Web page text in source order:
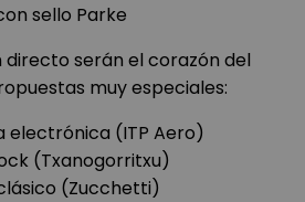
sello Parke
directo serán el corazón del
muy especiales:
electrónica (ITP Aero)
(Txanogorritxu)
(Zucchetti)